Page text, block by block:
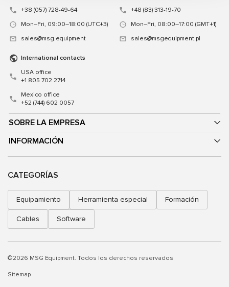
SOBRE LA EMPRESA
INFORMACIÓN
+38 (057) 728-49-64
Mon–Fri, 09:00–18:00 (UTC+3)
sales@msg.equipment
+48 (83) 313-19-70
Mon–Fri, 08:00–17:00 (GMT+1)
sales@msgequipment.pl
International contacts
USA office
+1 805 702 2714
Mexico office
+52 (744) 602 0057
CATEGORÍAS
Equipamiento Herramienta especial Formación
Cables Software
©2026 MSG Equipment. Todos los derechos reservados
Sitemap